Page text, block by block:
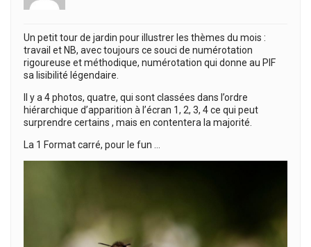
Un petit tour de jardin pour illustrer les thèmes du mois :
travail et NB, avec toujours ce souci de numérotation
rigoureuse et méthodique, numérotation qui donne au PIF
sa lisibilité légendaire.
Il y a 4 photos, quatre, qui sont classées dans l’ordre
hiérarchique d’apparition à l’écran 1, 2, 3, 4 ce qui peut
surprendre certains , mais en contentera la majorité.
La 1 Format carré, pour le fun …